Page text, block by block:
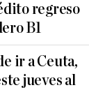
regreso
B1
ir a Ceuta,
jueves al